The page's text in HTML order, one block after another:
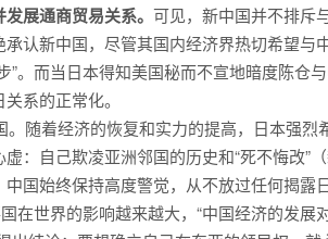
展通商贸易关系。 可见，新中国并不排斥
认新中国，尽管其国内经济界热切希望与
。而当日本得知美国秘而不宣地暗度陈仓与
系的正常化。
随着经济的恢复和实力的提高，日本强烈
：自己欺凌亚洲邻国的历史和“死不悔改”
国始终保持高度警觉，从不放过任何揭露
在世界的影响越来越大，“中国经济的发展